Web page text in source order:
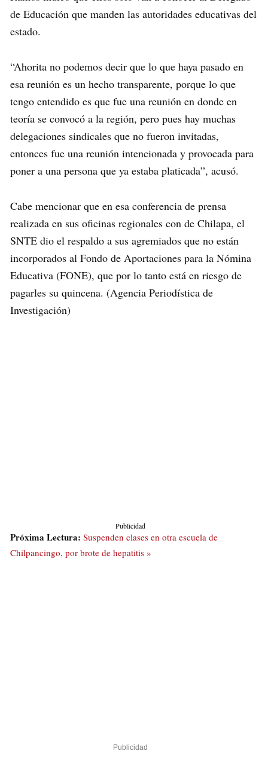
de Educación que manden las autoridades educativas del
estado.
“Ahorita no podemos decir que lo que haya pasado en
esa reunión es un hecho transparente, porque lo que
tengo entendido es que fue una reunión en donde en
teoría se convocó a la región, pero pues hay muchas
delegaciones sindicales que no fueron invitadas,
entonces fue una reunión intencionada y provocada para
poner a una persona que ya estaba platicada”, acusó.
Cabe mencionar que en esa conferencia de prensa
realizada en sus oficinas regionales con de Chilapa, el
SNTE dio el respaldo a sus agremiados que no están
incorporados al Fondo de Aportaciones para la Nómina
Educativa (FONE), que por lo tanto está en riesgo de
pagarles su quincena. (Agencia Periodística de
Investigación)
Publicidad
Próxima Lectura: Suspenden clases en otra escuela de
Chilpancingo, por brote de hepatitis »
Publicidad